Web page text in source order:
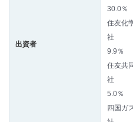
出資者
30.0％
住友化
9.9％
住友共
5.0％
四国ガ